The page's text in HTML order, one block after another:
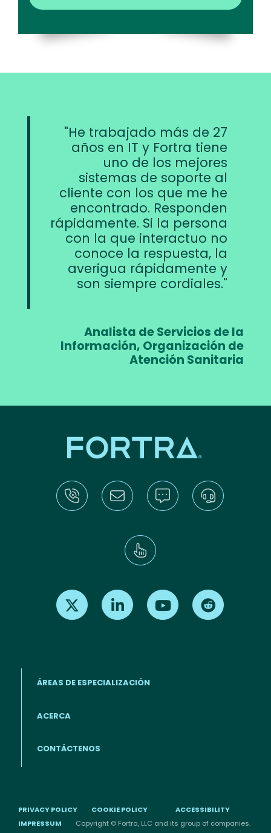
He trabajado más de 27
años en IT y Fortra tiene
uno de los mejores
sistemas de soporte al
cliente con los que me he
encontrado. Responden
rápidamente. Si la persona
con la que interactuo no
conoce la respuesta, la
averigua rápidamente y
son siempre cordiales.
Analista de Servicios de la
Información, Organización de
Atención Sanitaria
Find us on X Find us on LinkedInFind us on Youtube
Footer menu (ES)
ÁREAS DE ESPECIALIZACIÓN
ACERCA
CONTÁCTENOS
PRIVACY POLICY COOKIE POLICY
ACCESSIBILITY
IMPRESSUM
Copyright © Fortra, LLC and its group of companies.